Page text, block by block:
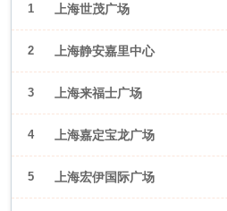
1 上海世茂广场
2 上海静安嘉里中心
3 上海来福士广场
4 上海嘉定宝龙广场
5 上海宏伊国际广场